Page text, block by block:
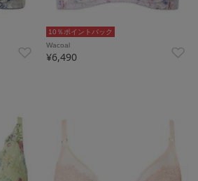
10％ポイントバック
Wacoal
¥6,490